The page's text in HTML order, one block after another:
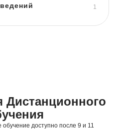
1
Дистанционного
доступно после 9 и 11